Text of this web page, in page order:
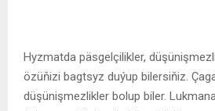
Hyzmatda päsgelçilikler,
özüňizi bagtsyz duýup bilersiňiz.
düşünişmezlikler bolup biler.